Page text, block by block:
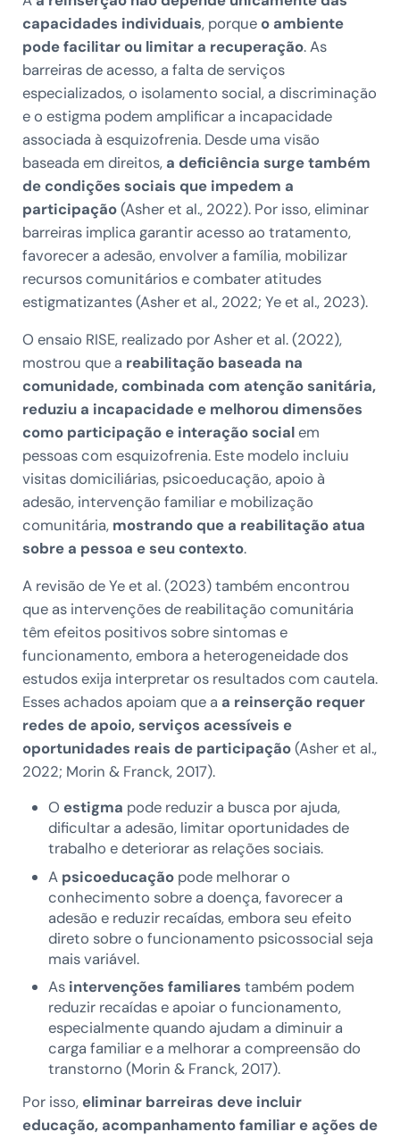
capacidades individuais, porqueo ambiente
pode facilitar ou limitar a recuperação. As
barreiras de acesso, a falta de serviços
especializados, o isolamento social, a discriminação
e o estigma podem amplificar a incapacidade
associada à esquizofrenia. Desde uma visão
baseada em direitos, a deficiência surge também
de condições sociais que impedem a
participação(Asher et al., 2022). Por isso, eliminar
barreiras implica garantir acesso ao tratamento,
favorecer a adesão, envolver a família, mobilizar
recursos comunitários e combater atitudes
estigmatizantes (Asher et al., 2022; Ye et al., 2023).
O ensaio RISE, realizado por Asher et al. (2022),
mostrou que a reabilitação baseada na
comunidade, combinada com atenção sanitária,
reduziu a incapacidade e melhorou dimensões
como participação e interação socialem
pessoas com esquizofrenia. Este modelo incluiu
visitas domiciliárias, psicoeducação, apoio à
adesão, intervenção familiar e mobilização
comunitária, mostrando que a reabilitação atua
sobre a pessoa e seu contexto.
A revisão de Ye et al. (2023) também encontrou
que as intervenções de reabilitação comunitária
têm efeitos positivos sobre sintomas e
funcionamento, embora a heterogeneidade dos
estudos exija interpretar os resultados com cautela.
Esses achados apoiam que a a reinserção requer
redes de apoio, serviços acessíveis e
oportunidades reais de participação(Asher et al.,
2022; Morin & Franck, 2017).
O estigma pode reduzir a busca por ajuda,
dificultar a adesão, limitar oportunidades de
trabalho e deteriorar as relações sociais.
A psicoeducação pode melhorar o
conhecimento sobre a doença, favorecer a
adesão e reduzir recaídas, embora seu efeito
direto sobre o funcionamento psicossocial seja
mais variável.
As intervenções familiares também podem
reduzir recaídas e apoiar o funcionamento,
especialmente quando ajudam a diminuir a
carga familiar e a melhorar a compreensão do
transtorno (Morin & Franck, 2017).
Por isso,eliminar barreiras deve incluir
educação, acompanhamento familiar e ações de